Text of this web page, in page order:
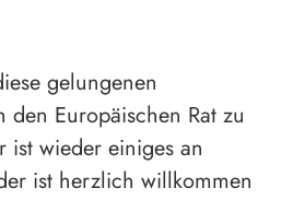
gelungenen
Europäischen Rat zu
wieder einiges an
ist herzlich willkommen